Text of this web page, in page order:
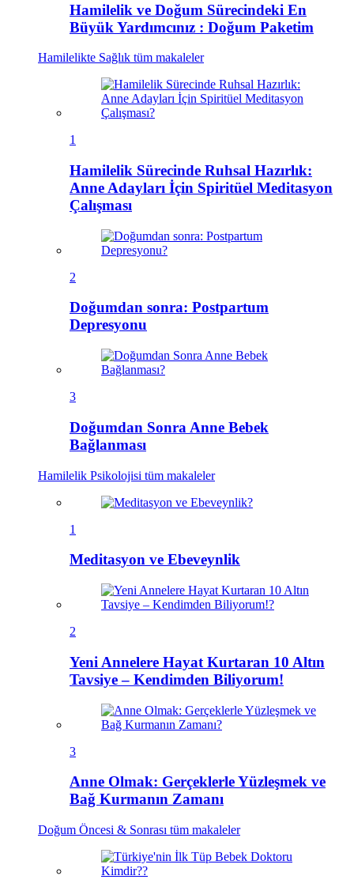
Hamilelik ve Doğum Sürecindeki En
Büyük Yardımcınız : Doğum Paketim
Hamilelikte Sağlık tüm makaleler
1
Hamilelik Sürecinde Ruhsal Hazırlık:
Anne Adayları İçin Spiritüel Meditasyon
Çalışması
2
Doğumdan sonra: Postpartum
Depresyonu
3
Doğumdan Sonra Anne Bebek
Bağlanması
Hamilelik Psikolojisi tüm makaleler
1
Meditasyon ve Ebeveynlik
2
Yeni Annelere Hayat Kurtaran 10 Altın
Tavsiye – Kendimden Biliyorum!
3
Anne Olmak: Gerçeklerle Yüzleşmek ve
Bağ Kurmanın Zamanı
Doğum Öncesi & Sonrası tüm makaleler